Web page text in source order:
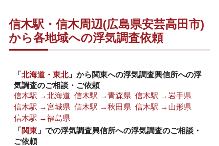
信木駅・信木周辺(広島県安芸高田市)
から各地域への浮気調査依頼
「北海道・東北」から関東への浮気調査興信所への浮
気調査のご相談・ご依頼
信木駅 →北海道 信木駅 →青森県 信木駅 →岩手県
信木駅 →宮城県 信木駅 →秋田県 信木駅 →山形県
信木駅 →福島県
「関東 」での浮気調査興信所への浮気調査のご相談・
ご依頼